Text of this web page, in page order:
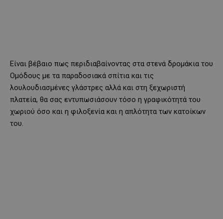
Είναι βέβαιο πως περιδιαβαίνοντας στα στενά δρομάκια του
Ομόδους με τα παραδοσιακά σπίτια και τις
λουλουδιασμένες γλάστρες αλλά και στη ξεχωριστή
πλατεία, θα σας εντυπωσιάσουν τόσο η γραφικότητά του
χωριού όσο και η φιλοξενία και η απλότητα των κατοίκων
του.